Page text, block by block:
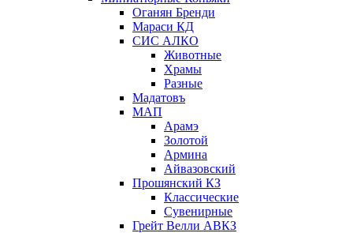
Оганян Бренди
Мараси КД
СИС АЛКО
Животные
Храмы
Разные
Мадатовъ
МАП
Арамэ
Золотой
Армина
Айвазовский
Прошянский КЗ
Классические
Сувенирные
Грейт Велли АВКЗ